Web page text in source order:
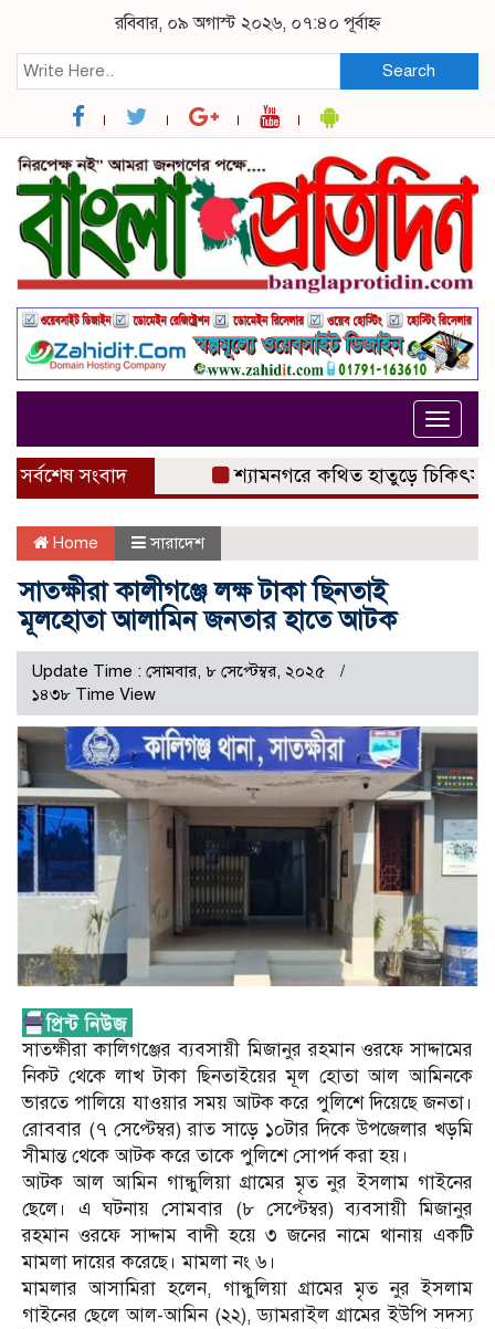
রবিবার, ০৯ অগাস্ট ২০২৬, ০৭:৪০ পূর্বাহ্ন
Search
Toggle
সর্বশেষ সংবাদ শ্যামনগরে কথিত হাতুড়ে চিকিৎসকের
Home সারাদেশ
সাতক্ষীরা কালীগঞ্জে লক্ষ টাকা ছিনতাই
মূলহোতা আলামিন জনতার হাতে আটক
Update Time : সোমবার, ৮ সেপ্টেম্বর, ২০২৫
১৪৩৮ Time View
সাতক্ষীরা কালিগঞ্জের ব্যবসায়ী মিজানুর রহমান ওরফে সাদ্দামের
নিকট থেকে লাখ টাকা ছিনতাইয়ের মূল হোতা আল আমিনকে
ভারতে পালিয়ে যাওয়ার সময় আটক করে পুলিশে দিয়েছে জনতা।
রোববার (৭ সেপ্টেম্বর) রাত সাড়ে ১০টার দিকে উপজেলার খড়মি
সীমান্ত থেকে আটক করে তাকে পুলিশে সোপর্দ করা হয়।
আটক আল আমিন গান্ধুলিয়া গ্রামের মৃত নুর ইসলাম গাইনের
ছেলে। এ ঘটনায় সোমবার (৮ সেপ্টেম্বর) ব্যবসায়ী মিজানুর
রহমান ওরফে সাদ্দাম বাদী হয়ে ৩ জনের নামে থানায় একটি
মামলা দায়ের করেছে। মামলা নং ৬।
‎মামলার আসামিরা হলেন, গান্ধুলিয়া গ্রামের মৃত নুর ইসলাম
গাইনের ছেলে আল-আমিন (২২), ড্যামরাইল গ্রামের ইউপি সদস্য